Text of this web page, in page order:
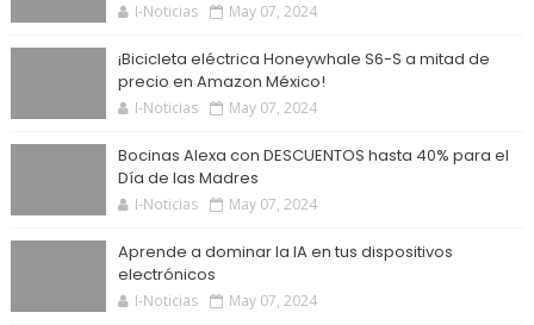
I-Noticias May 07, 2024
¡Bicicleta eléctrica Honeywhale S6-S a mitad de
precio en Amazon México!
I-Noticias May 07, 2024
Bocinas Alexa con DESCUENTOS hasta 40% para el
Día de las Madres
I-Noticias May 07, 2024
Aprende a dominar la IA en tus dispositivos
electrónicos
I-Noticias May 07, 2024